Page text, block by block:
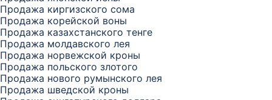
Продажа киргизского сома
Продажа корейской воны
Продажа казахстанского тенге
Продажа молдавского лея
Продажа норвежской кроны
Продажа польского злотого
Продажа нового румынского лея
Продажа шведской кроны